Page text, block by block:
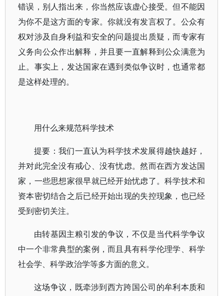
错误，别人指出来，你当然应该虚心接受。但不能因
为你不是这方面的专家。你就没有发言权了。公众有
权对涉及自身利益和安全的问题提出质疑，而专家有
义务向公众作出解释，并且要一直解释到公众满意为
止。事实上，发达国家在遇到类似争议时，也通常都
是这样处理的。
用什么来规范科学技术
提要：我们一直认为科学技术发展得越快越好，
并对此完全没有戒心、没有忧虑。然而在西方发达国
家，一些思想家很早就已经开始忧虑了。科学技术和
资本密切结合之后已经开始出现的失控现象，也已经
受到密切关注。
由转基因主粮引发的争议，不仅是当代科学争议
中一个非常典型的案例，而且具有科学伦理学、科学
社会学、科学政治学等多方面的意义。
这场争议，既牵涉到西方跨国公司的牟利本质和